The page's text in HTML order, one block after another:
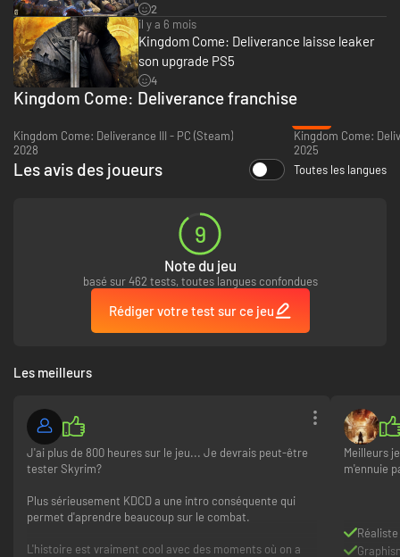
2
il y a 6 mois
Kingdom Come: Deliverance laisse leaker
son upgrade PS5
4
Kingdom Come: Deliverance franchise
Kingdom Come: Deliverance III - PC (Steam)
2028
2025
Les avis des joueurs Toutes les langues
9
Note du jeu
basé sur 462 tests, toutes langues confondues
Rédiger votre test sur ce jeu
Les meilleurs
J'ai plus de 800 heures sur le jeu... Je devrais peut-être
tester Skyrim?
Plus sérieusement KDCD a une intro conséquente qui
permet d'aprendre beaucoup sur le combat.
L'histoire est vraiment cool avec des moments où on a
Meilleurs
m'ennuie
Réaliste